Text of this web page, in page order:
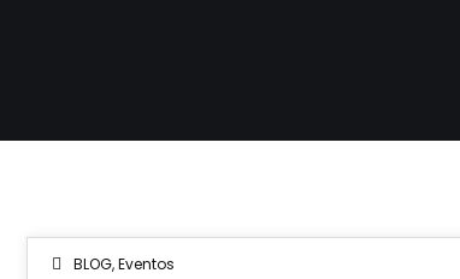
BLOG,Eventos